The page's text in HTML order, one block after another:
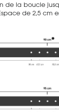
de la boucle
de 2,5 cm